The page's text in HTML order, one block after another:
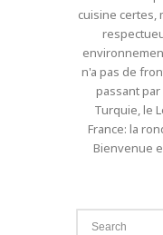
cuisine certes,
n'a pas de
passant
Turquie, le
France: la
Bienvenue